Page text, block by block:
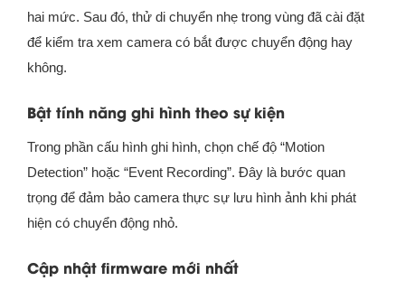
hai mức. Sau đó, thử di chuyển nhẹ trong vùng đã cài đặt
để kiểm tra xem camera có bắt được chuyển động hay
không.
Bật tính năng ghi hình theo sự kiện
Trong phần cấu hình ghi hình, chọn chế độ “Motion
Detection” hoặc “Event Recording”. Đây là bước quan
trọng để đảm bảo camera thực sự lưu hình ảnh khi phát
hiện có chuyển động nhỏ.
Cập nhật firmware mới nhất